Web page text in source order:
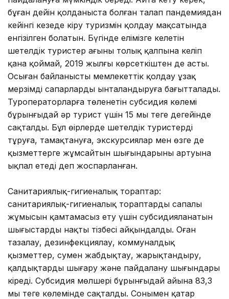
бұған дейін қолданыста болған талап пандемиядан
кейінгі кезеңде кіру туризмін қолдау мақсатында
енгізілген болатын. Бүгінде елімізге келетін
шетелдік туристер ағыны толық қалпына келіп
қана қоймай, 2019 жылғы көрсеткіштен де асты.
Осыған байланысты мемлекеттік қолдау ұзақ
мерзімді сапарларды ынталандыруға бағытталады.
Туроператорларға төленетін субсидия көлемі
бұрынғыдай әр турист үшін 15 мың теңге деңгейінде
сақталды. Бұл өңірлерде шетелдік туристердің
тұруға, тамақтануға, экскурсиялар мен өзге де
қызметтерге жұмсайтын шығындарының артуына
ықпал етеді деп жоспарланған.
Санитариялық-гигиеналық тораптар:
санитариялық-гигиеналық тораптардың сапалы
жұмысын қамтамасыз ету үшін субсидияланатын
шығыстардың нақты тізбесі айқындалды. Оған
тазалау, дезинфекциялау, коммуналдық
қызметтер, сумен жабдықтау, жарықтандыру,
қалдықтарды шығару және пайдалану шығындары
кіреді. Субсидия мөлшері бұрынғыдай айына 83,3
мың теңге көлемінде сақталды. Сонымен қатар